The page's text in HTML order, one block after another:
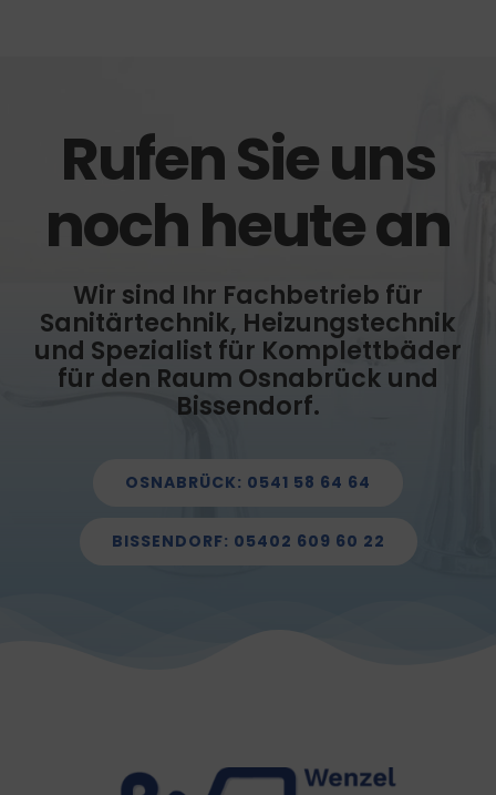
Rufen Sie uns
noch heute an
Wir sind Ihr Fachbetrieb für
Sanitärtechnik, Heizungstechnik
und Spezialist für Komplettbäder
für den Raum Osnabrück und
Bissendorf.
OSNABRÜCK: 0541 58 64 64
BISSENDORF: 05402 609 60 22